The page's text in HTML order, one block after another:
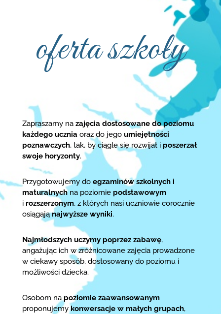
oferta szkoły
Zapraszamy nazajęcia dostosowane do poziomu
każdego ucznia oraz do jego umiejętności
poznawczych, tak, by ciągle się rozwijał i poszerzał
swoje horyzonty.
Przygotowujemy do egzaminów szkolnych i
maturalnychna poziomie podstawowym
i rozszerzonym, z których nasi uczniowie corocznie
osiągająnajwyższe wyniki.
Najmłodszych uczymy poprzez zabawę,
angażując ich w zróżnicowane zajęcia prowadzone
w ciekawy sposób, dostosowany do poziomu i
możliwości dziecka.
Osobom na poziomie zaawansowanym
proponujemykonwersacje w małych grupach,